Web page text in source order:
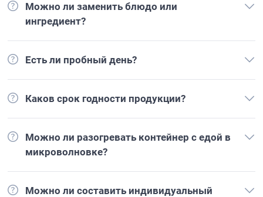
Можно ли заменить блюдо или
ингредиент?
Есть ли пробный день?
Каков срок годности продукции?
Можно ли разогревать контейнер с едой в
микроволновке?
Можно ли составить индивидуальный